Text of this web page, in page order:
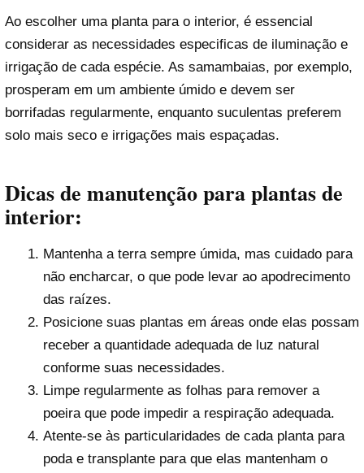
Ao escolher uma planta para o interior, é essencial
considerar as necessidades especificas de iluminação e
irrigação de cada espécie. As samambaias, por exemplo,
prosperam em um ambiente úmido e devem ser
borrifadas regularmente, enquanto suculentas preferem
solo mais seco e irrigações mais espaçadas.
Dicas de manutenção para plantas de
interior:
Mantenha a terra sempre úmida, mas cuidado para
não encharcar, o que pode levar ao apodrecimento
das raízes.
Posicione suas plantas em áreas onde elas possam
receber a quantidade adequada de luz natural
conforme suas necessidades.
Limpe regularmente as folhas para remover a
poeira que pode impedir a respiração adequada.
Atente-se às particularidades de cada planta para
poda e transplante para que elas mantenham o